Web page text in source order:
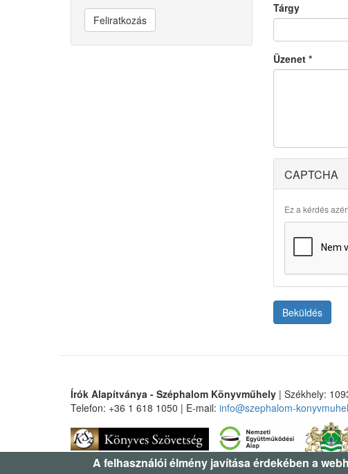
Feliratkozás
Tárgy
Üzenet *
CAPTCHA
Ez a kérdés
Beküldés
Írók Alapítványa - Széphalom Könyvműhely | Székhely:
Telefon: +36 1 618 1050 | E-mail: info@szephalom-
A felhasználói élmény javítása érdekében a